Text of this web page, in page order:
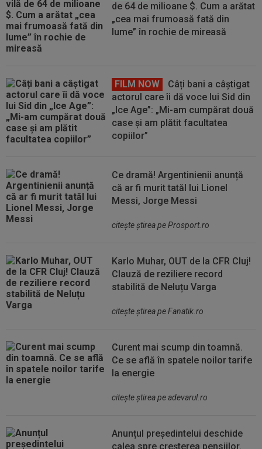
de 64 de milioane $. Cum a arătat
„cea mai frumoasă fată din
lume” în rochie de mireasă
FILM NOW
Câți bani a câștigat
actorul care îi dă voce lui Sid din
„Ice Age”: „Mi-am cumpărat două
case și am plătit facultatea
copiilor”
Ce dramă! Argentinienii anunță
că ar fi murit tatăl lui Lionel
Messi, Jorge Messi
citeşte ştirea pe Prosport.ro
Karlo Muhar, OUT de la CFR Cluj!
Clauză de reziliere record
stabilită de Neluțu Varga
citeşte ştirea pe Fanatik.ro
Curent mai scump din toamnă.
Ce se află în spatele noilor tarife
la energie
citeşte ştirea pe adevarul.ro
Anunțul președintelui deschide
calea spre creșterea pensiilor.